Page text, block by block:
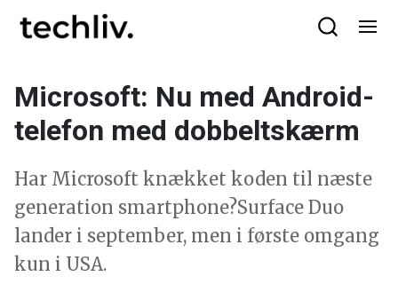
Microsoft: Nu med Android-
telefon med dobbeltskærm
Har Microsoft knækket koden til næste
generation smartphone?Surface Duo
lander i september, men i første omgang
kun i USA.